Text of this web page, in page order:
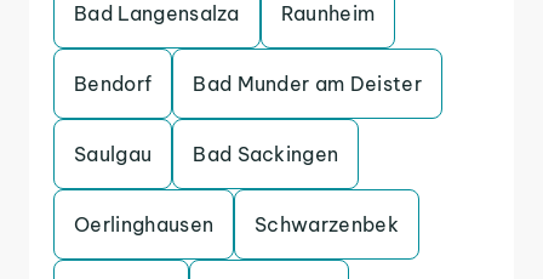
Bad Langensalza Raunheim
Bendorf Bad Munder am Deister
Saulgau Bad Sackingen
Oerlinghausen Schwarzenbek